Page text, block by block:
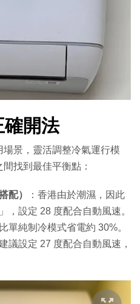
確開法
景，靈活調整冷氣運行模
找到最佳平衡點：
配）
：香港由於潮濕，因此
，設定 28 度配合自動風速。
單純制冷模式省電約 30%。
議設定 27 度配合自動風速，